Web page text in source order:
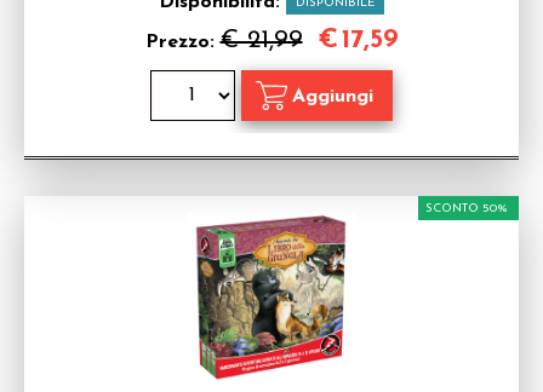
DISPONIBILE
Prezzo:€ 21,99 €17,59
SCONTO 50%